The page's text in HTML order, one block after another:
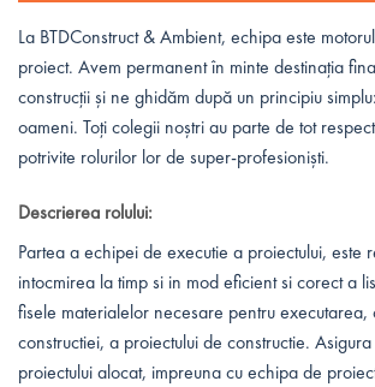
La BTDConstruct & Ambient, echipa este
proiect. Avem permanent în minte destinația
construcții și ne ghidăm după un principiu
oameni. Toți colegii noștri au parte de tot
potrivite rolurilor lor de super-profesioniști.
Descrierea rolului:
Partea a echipei de executie a proiectului, este
intocmirea la timp si in mod eficient si corect a
fisele materialelor necesare pentru executarea,
constructiei, a proiectului de constructie.
proiectului alocat, impreuna cu echipa de